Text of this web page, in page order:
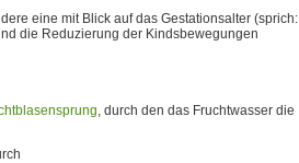
eine mit Blick auf das Gestationsalter (sprich:
die Reduzierung der Kindsbewegungen
, durch den das Fruchtwasser die